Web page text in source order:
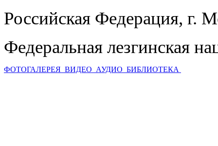
Российская Федерация, г.
Федеральная лезгинская
ФОТОГАЛЕРЕЯ ВИДЕО АУДИО БИБЛИОТЕКА